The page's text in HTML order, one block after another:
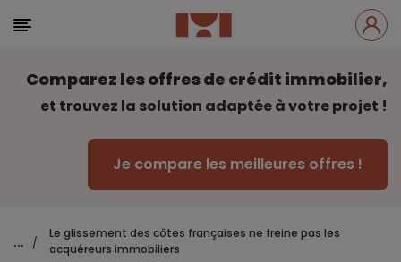
Comparez les offres de crédit immobilier,
et trouvez la solution adaptée à votre projet !
Je compare les meilleures offres !
... /
Le glissement des côtes françaises ne freine pas les
acquéreurs immobiliers